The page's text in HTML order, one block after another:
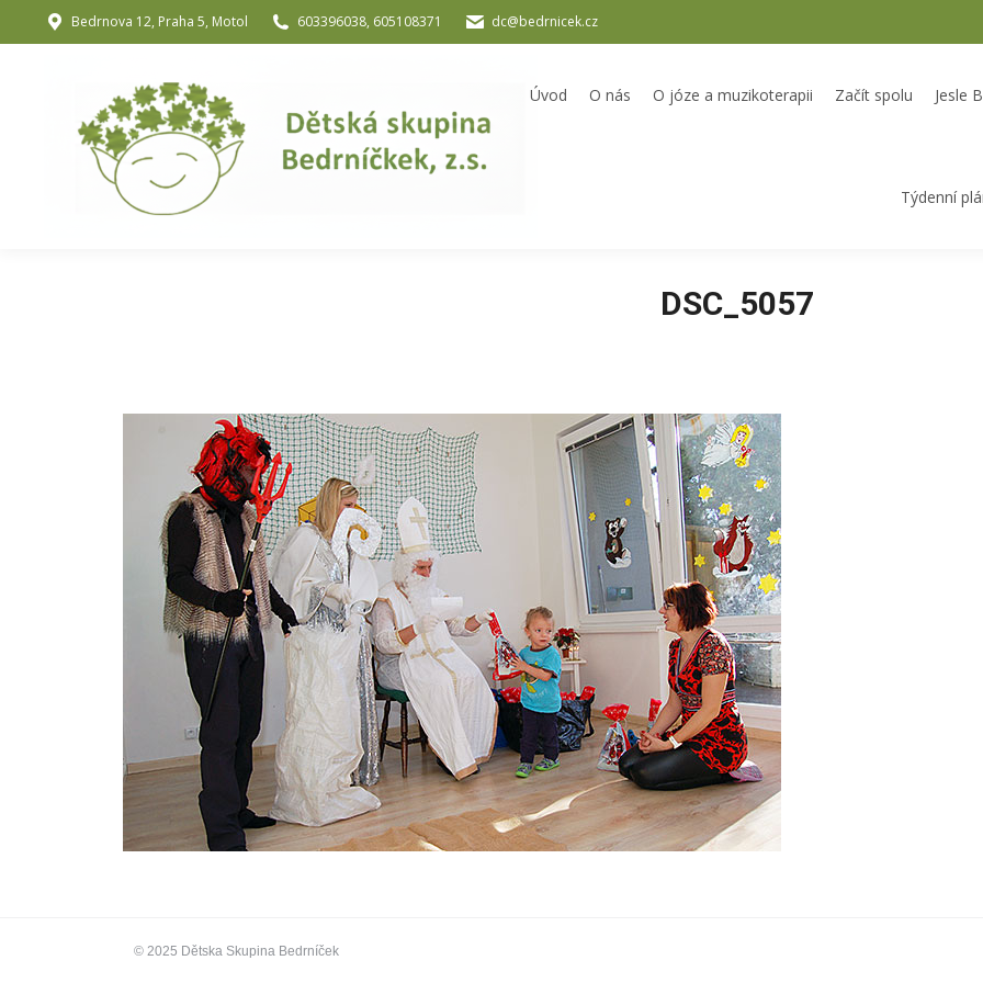
Bedrnova 12, Praha 5, Motol 603396038, 605108371 dc@bedrnicek.cz
Úvod O nás O józe a muzikoterapii Začít spolu Jesle
Týdenní
DSC_5057
© 2025 Dětska Skupina Bedrníček
Úvod O nás O józe a muzikoterapii Začít spolu Jesle Bedrníček Školka Bedrníček